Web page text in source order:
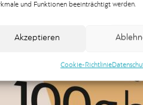
und Funktionen beeinträchtigt werden.
Akzeptieren
Cookie-Richtlinie